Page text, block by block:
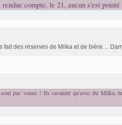
compte, le 21, aucun s'est
fait des réserves de Milka et de bière…
pas venus ! Ils savaient qu'avec du Milka,